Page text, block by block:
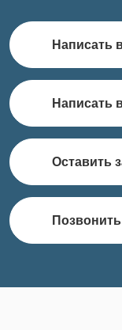
Написать
Написать
Оставить
Позвонить